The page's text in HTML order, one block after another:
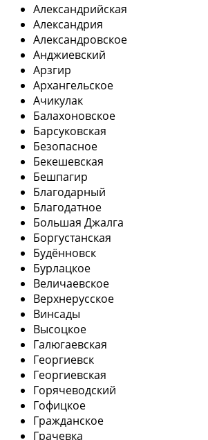
Александрийская
Александрия
Александровское
Анджиевский
Арзгир
Архангельское
Ачикулак
Балахоновское
Барсуковская
Безопасное
Бекешевская
Бешпагир
Благодарный
Благодатное
Большая Джалга
Боргустанская
Будённовск
Бурлацкое
Величаевское
Верхнерусское
Винсады
Высоцкое
Галюгаевская
Георгиевск
Георгиевская
Горячеводский
Гофицкое
Гражданское
Грачевка